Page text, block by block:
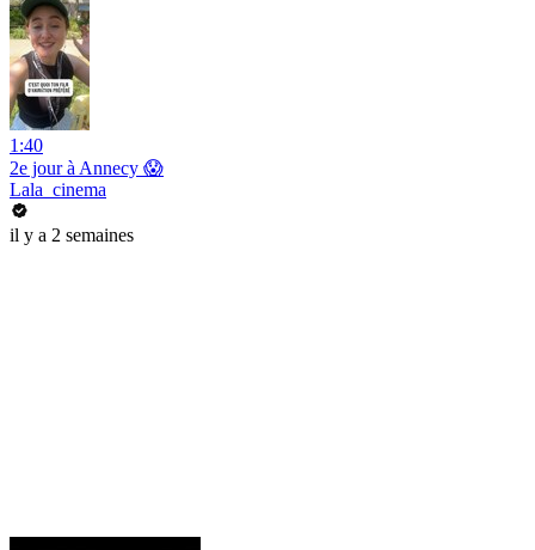
1:40
2e jour à Annecy 😱
Lala_cinema
il y a 2 semaines